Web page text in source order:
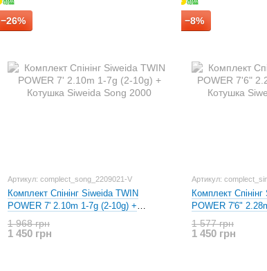
−26%
Артикул: complect_song_2209021-V
Комплект Спінінг Siweida TWIN
POWER 7' 2.10m 1-7g (2-10g) +
Котушка Siweida Song 2000
1 968 грн
1 450 грн
−8%
Артикул:
Комплект
POWER 7'6"
Котушка Siweida
1 577 грн
1 450 грн